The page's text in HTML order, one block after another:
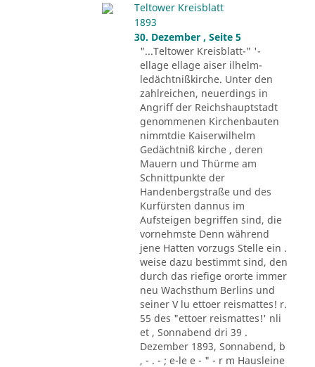
Teltower Kreisblatt
1893
30. Dezember , Seite 5
"...Teltower Kreisblatt-" '-
ellage ellage aiser ilhelm-
ledächtnißkirche. Unter den
zahlreichen, neuerdings in
Angriff der Reichshauptstadt
genommenen Kirchenbauten
nimmtdie Kaiserwilhelm
Gedächtniß kirche , deren
Mauern und Thürme am
Schnittpunkte der
Handenbergstraße und des
Kurfürsten dannus im
Aufsteigen begriffen sind, die
vornehmste Denn während
jene Hatten vorzugs Stelle ein .
weise dazu bestimmt sind, den
durch das riefige ororte immer
neu Wachsthum Berlins und
seiner V lu ettoer reismattes! r.
55 des "ettoer reismattes!' nli
et , Sonnabend dri 39 .
Dezember 1893, Sonnabend, b
, - . - ; e-le e - " - r m Hausleine